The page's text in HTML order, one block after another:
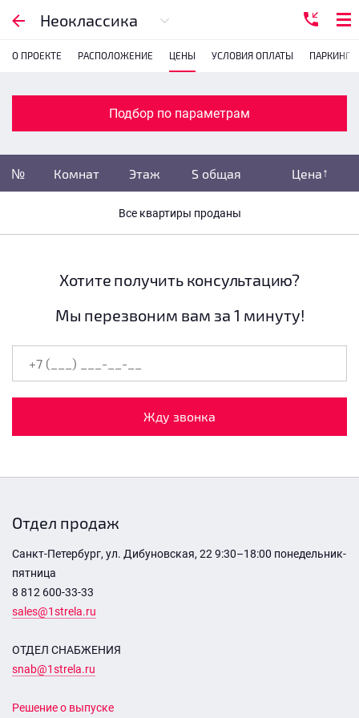
Неоклассика
О ПРОЕКТЕ РАСПОЛОЖЕНИЕ ЦЕНЫ УСЛОВИЯ ОПЛАТЫ ПАРКИНГ
Подбор по параметрам
№ Комнат Этаж S общая Цена
Все квартиры проданы
Подбор по параметрам
1
Убрать переуступки
S общая не указана
все этажи
Хотите получить консультацию?
Мы перезвоним вам за 1 минуту!
Жду звонка
Отдел продаж
Санкт-Петербург, ул. Дибуновская, 22 9:30–18:00 понедельник-
пятница
8 812 600-33-33
sales@1strela.ru
ОТДЕЛ СНАБЖЕНИЯ
snab@1strela.ru
Решение о выпуске